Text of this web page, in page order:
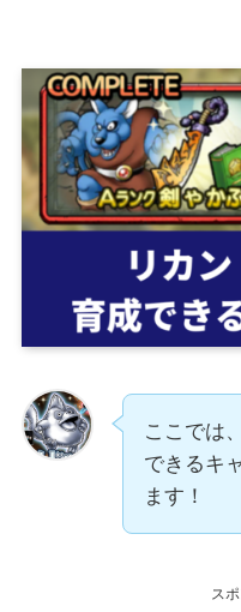
ここでは
できるキ
ます！
ス